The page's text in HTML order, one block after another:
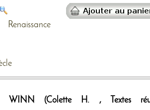
Renaissance
WINN (Colette H. , Textes